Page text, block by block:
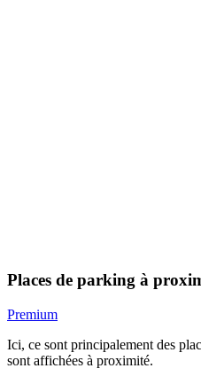
Places de parking à
Premium
Ici, ce sont principalement des
sont affichées à proximité.